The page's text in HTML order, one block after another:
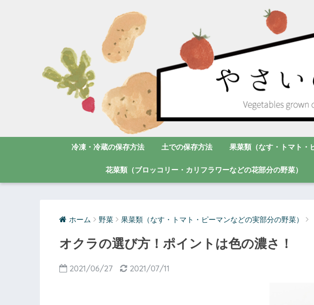
冷凍・冷蔵の保存方法 土での保存方法 果菜類（なす・トマト・
花菜類（ブロッコリー・カリフラワーなどの花部分の野菜）
ホーム 野菜 果菜類（なす・トマト・ピーマンなどの実部分の野菜）
オクラの選び方！ポイントは色の濃さ！
2021/06/27 2021/07/11